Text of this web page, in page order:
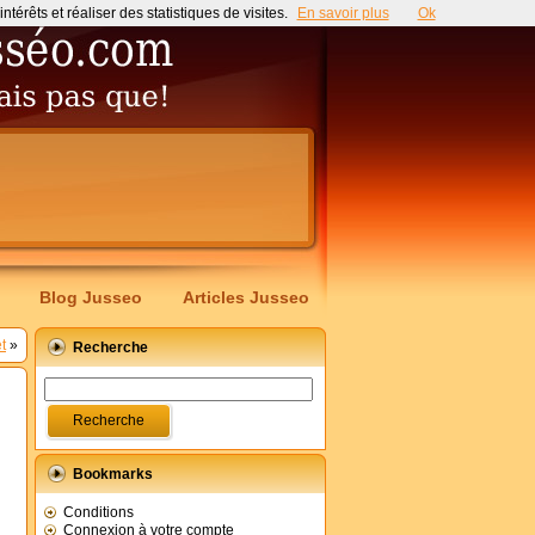
Blog Jusseo Articles Jusseo
» Recherche
Bookmarks
Conditions
Connexion à votre compte
et réaliser des statistiques de visites. En savoir plus Ok